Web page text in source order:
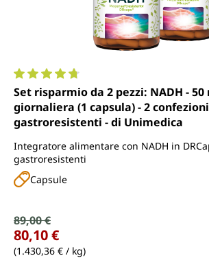
Valutazione media di 4.8 su 5 stelle
Set risparmio da 2 pezzi: NADH - 50
giornaliera (1 capsula) - 2
gastroresistenti - di Unimedica
Integratore alimentare con NADH in
gastroresistenti
Capsule
Prezzo di vendita:
Prezzo normale:
89,00 €
80,10 €
(1.430,36 € / kg)